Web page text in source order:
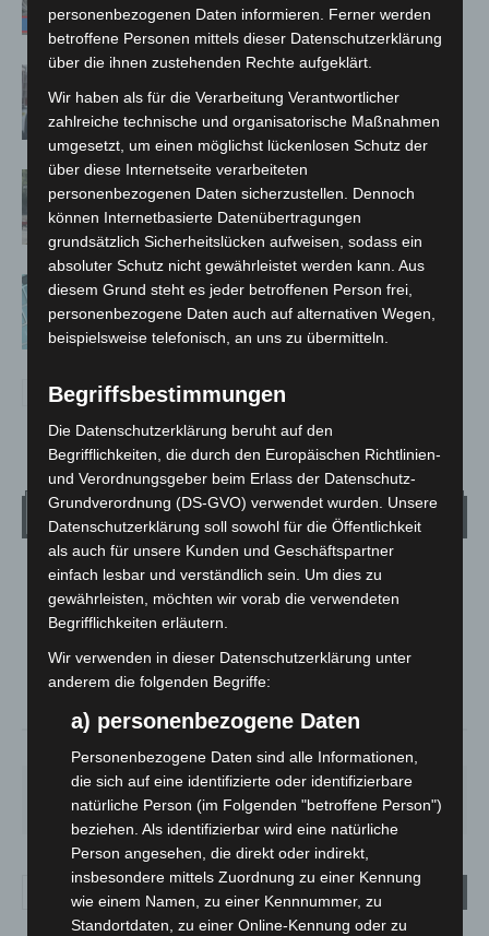
Celle: Mensch stirbt bei Bagger-Unfall
auf Baustelle
Gasleitung bei McDonald’s-Umbau in
Langenhagen beschädigt
Anklage nach Abschaltung von
„Archetyp Market“ erhoben
Wetter
LANGENHAGEN
Klarer Himmel
13.7° C
83% 3.2m/s
FR.
21°
SA.
26°
SO.
32°
MO.
30°
DI.
23°
personenbezogenen Daten informieren. Ferner werden
betroffene Personen mittels dieser Datenschutzerklärung
über die ihnen zustehenden Rechte aufgeklärt.
Wir haben als für die Verarbeitung Verantwortlicher
zahlreiche technische und organisatorische Maßnahmen
umgesetzt, um einen möglichst lückenlosen Schutz der
über diese Internetseite verarbeiteten
personenbezogenen Daten sicherzustellen. Dennoch
können Internetbasierte Datenübertragungen
grundsätzlich Sicherheitslücken aufweisen, sodass ein
absoluter Schutz nicht gewährleistet werden kann. Aus
diesem Grund steht es jeder betroffenen Person frei,
personenbezogene Daten auch auf alternativen Wegen,
beispielsweise telefonisch, an uns zu übermitteln.
Begriffsbestimmungen
Die Datenschutzerklärung beruht auf den
Begrifflichkeiten, die durch den Europäischen Richtlinien-
und Verordnungsgeber beim Erlass der Datenschutz-
Grundverordnung (DS-GVO) verwendet wurden. Unsere
Datenschutzerklärung soll sowohl für die Öffentlichkeit
als auch für unsere Kunden und Geschäftspartner
einfach lesbar und verständlich sein. Um dies zu
gewährleisten, möchten wir vorab die verwendeten
Begrifflichkeiten erläutern.
Wir verwenden in dieser Datenschutzerklärung unter
anderem die folgenden Begriffe:
a) personenbezogene Daten
Personenbezogene Daten sind alle Informationen,
die sich auf eine identifizierte oder identifizierbare
natürliche Person (im Folgenden "betroffene Person")
beziehen. Als identifizierbar wird eine natürliche
Person angesehen, die direkt oder indirekt,
insbesondere mittels Zuordnung zu einer Kennung
wie einem Namen, zu einer Kennnummer, zu
Standortdaten, zu einer Online-Kennung oder zu